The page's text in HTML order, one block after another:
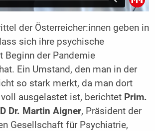
der Österreicher:innen geben in
sich ihre psychische
Beginn der Pandemie
Ein Umstand, den man in der
so stark merkt, da man dort
ausgelastet ist, berichtet Prim.
Dr. Martin Aigner, Präsident der
Gesellschaft für Psychiatrie,